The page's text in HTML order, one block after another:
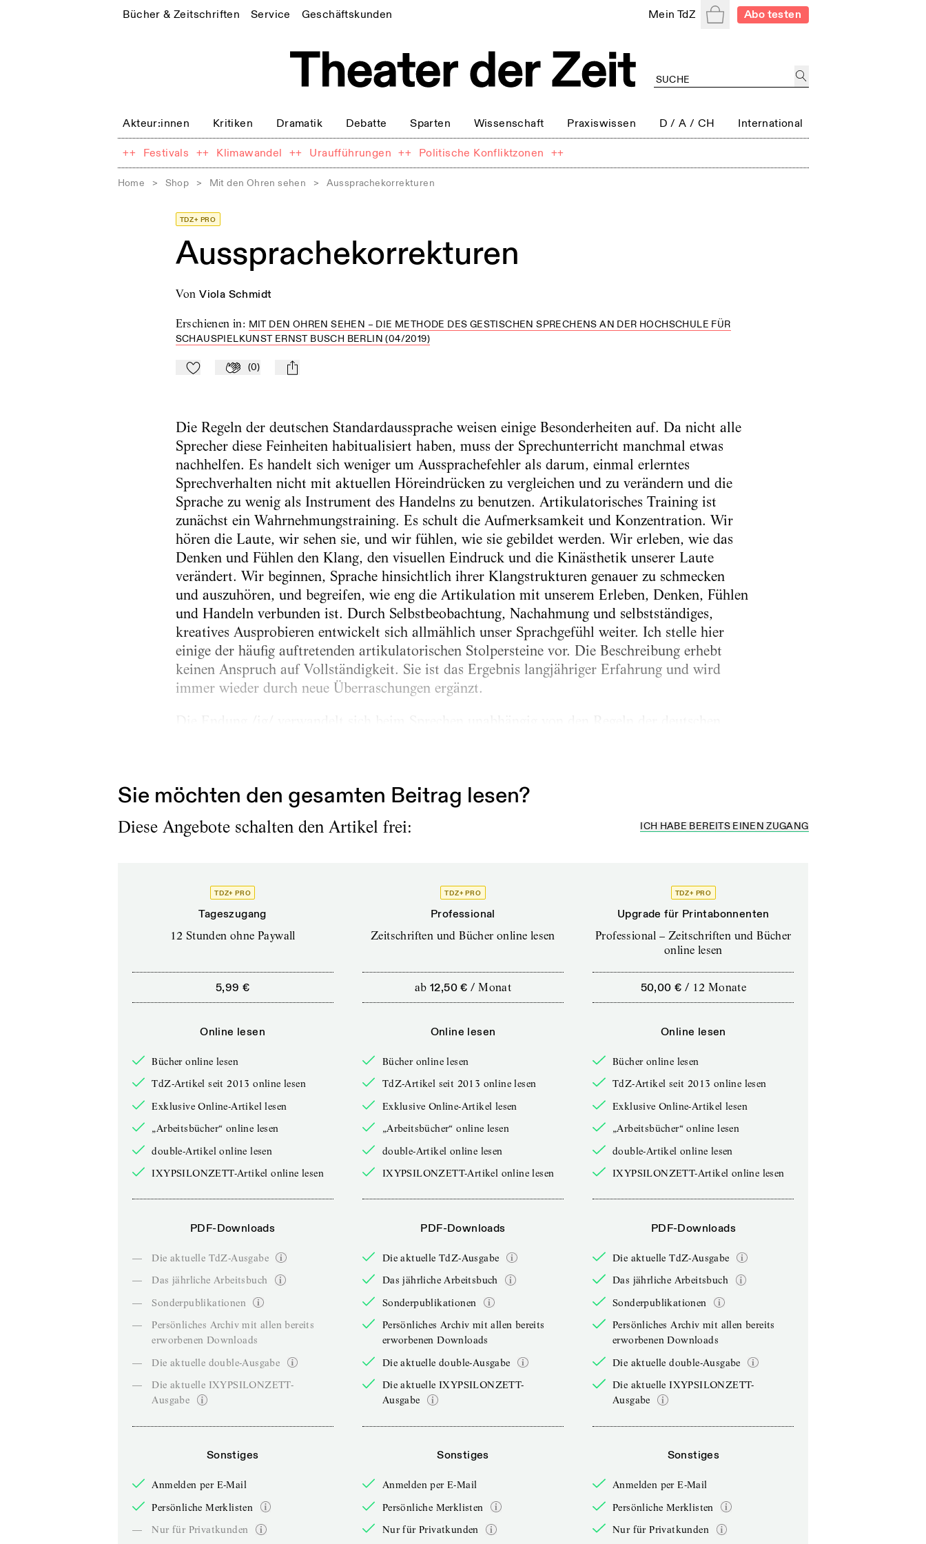
Bücher & Zeitschriften Service Geschäftskunden Mein TdZ WarenkorbAbo testen
Akteur:innen Kritiken Dramatik Debatte Sparten Wissenschaft Praxiswissen D / A / CH International
++ Festivals ++ Klimawandel ++ Uraufführungen ++ Politische Konfliktzonen ++
Home > Shop > Mit den Ohren sehen > Aussprachekorrekturen
TDZ+ PRO
Aussprachekorrekturen
von Viola Schmidt
Erschienen in: MIT DEN OHREN SEHEN – DIE METHODE DES GESTISCHEN SPRECHENS AN DER HOCHSCHULE FÜR
SCHAUSPIELKUNST ERNST BUSCH BERLIN (04/2019)
Zu Mein-TdZ hinzufügen
Applaudieren
(0) mail
Die Regeln der deutschen Standardaussprache weisen einige Besonderheiten auf. Da nicht alle
Sprecher diese Feinheiten habitualisiert haben, muss der Sprechunterricht manchmal etwas
nachhelfen. Es handelt sich weniger um Aussprachefehler als darum, einmal erlerntes
Sprechverhalten nicht mit aktuellen Höreindrücken zu vergleichen und zu verändern und die
Sprache zu wenig als Instrument des Handelns zu benutzen. Artikulatorisches Training ist
zunächst ein Wahrnehmungstraining. Es schult die Aufmerksamkeit und Konzentration. Wir
hören die Laute, wir sehen sie, und wir fühlen, wie sie gebildet werden. Wir erleben, wie das
Denken und Fühlen den Klang, den visuellen Eindruck und die Kinästhetik unserer Laute
verändert. Wir beginnen, Sprache hinsichtlich ihrer Klangstrukturen genauer zu schmecken
und auszuhören, und begreifen, wie eng die Artikulation mit unserem Erleben, Denken, Fühlen
und Handeln verbunden ist. Durch Selbstbeobachtung, Nachahmung und selbstständiges,
kreatives Ausprobieren entwickelt sich allmählich unser Sprachgefühl weiter. Ich stelle hier
einige der häufig auftretenden artikulatorischen Stolpersteine vor. Die Beschreibung erhebt
keinen Anspruch auf Vollständigkeit. Sie ist das Ergebnis langjähriger Erfahrung und wird
immer wieder durch neue Überraschungen ergänzt.
Sie möchten den gesamten Beitrag lesen?
Diese Angebote schalten den Artikel frei: ICH HABE BEREITS EINEN ZUGANG
TDZ+ PRO
Tageszugang
12 Stunden ohne Paywall
5,99 €
Online lesen
Bücher online lesen
TdZ-Artikel seit 2013 online lesen
Exklusive Online-Artikel lesen
„Arbeitsbücher“ online lesen
double-Artikel online lesen
IXYPSILONZETT-Artikel online lesen
PDF-Downloads
—
Die aktuelle TdZ-Ausgabe
—
Das jährliche Arbeitsbuch
—
Sonderpublikationen
—
Persönliches Archiv mit allen bereits
erworbenen Downloads
—
Die aktuelle double-Ausgabe
—
Die aktuelle IXYPSILONZETT-
Ausgabe
Sonstiges
Anmelden per E-Mail
Persönliche Merklisten
—
Nur für Privatkunden
TDZ+ PRO
Professional
Zeitschriften und Bücher online lesen
ab 12,50 € /Monat
Online lesen
Bücher online lesen
TdZ-Artikel seit 2013 online lesen
Exklusive Online-Artikel lesen
„Arbeitsbücher“ online lesen
double-Artikel online lesen
IXYPSILONZETT-Artikel online lesen
PDF-Downloads
Die aktuelle TdZ-Ausgabe
Das jährliche Arbeitsbuch
Sonderpublikationen
Persönliches Archiv mit allen bereits
erworbenen Downloads
Die aktuelle double-Ausgabe
Die aktuelle IXYPSILONZETT-
Ausgabe
Sonstiges
Anmelden per E-Mail
Persönliche Merklisten
Nur für Privatkunden
TDZ+ PRO
Upgrade für Printabonnenten
Professional – Zeitschriften und Bücher
online lesen
50,00 € / 12 Monate
Online lesen
Bücher online lesen
TdZ-Artikel seit 2013 online lesen
Exklusive Online-Artikel lesen
„Arbeitsbücher“ online lesen
double-Artikel online lesen
IXYPSILONZETT-Artikel online lesen
PDF-Downloads
Die aktuelle TdZ-Ausgabe
Das jährliche Arbeitsbuch
Sonderpublikationen
Persönliches Archiv mit allen bereits
erworbenen Downloads
Die aktuelle double-Ausgabe
Die aktuelle IXYPSILONZETT-
Ausgabe
Sonstiges
Anmelden per E-Mail
Persönliche Merklisten
Nur für Privatkunden